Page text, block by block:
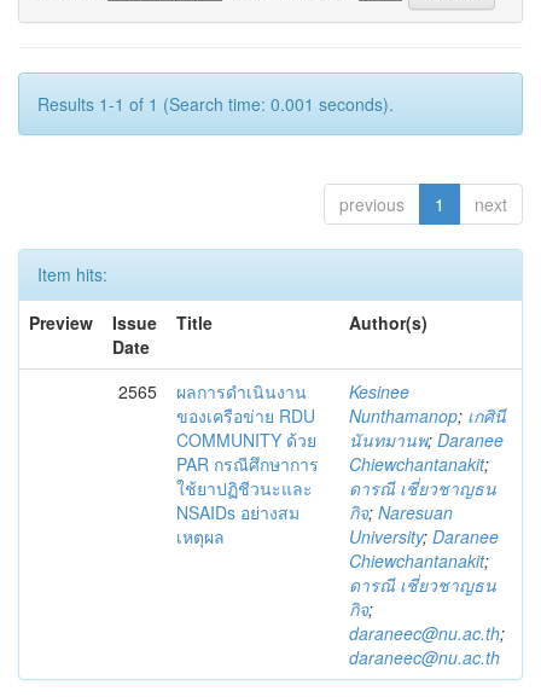
Results 1-1 of 1 (Search time: 0.001 seconds).
previous 1 next
Item hits:
Preview
Issue
Date
Title Author(s)
2565
ผลการดำเนินงาน
ของเครือข่าย RDU
COMMUNITY ด้วย
PAR กรณีศึกษาการ
ใช้ยาปฏิชีวนะและ
NSAIDs อย่างสม
เหตุผล
Kesinee
Nunthamanop; เกศินี
นันทมานพ; Daranee
Chiewchantanakit;
ดารณี เชี่ยวชาญธน
กิจ; Naresuan
University; Daranee
Chiewchantanakit;
ดารณี เชี่ยวชาญธน
กิจ;
daraneec@nu.ac.th;
daraneec@nu.ac.th